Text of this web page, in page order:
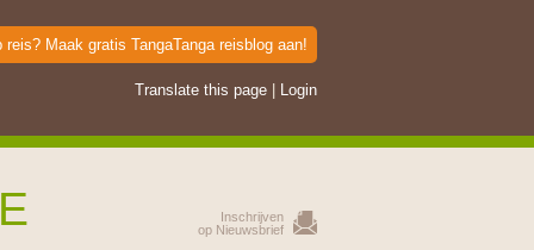
reis? Maak gratis TangaTanga reisblog aan!
Translate this page Login
Inschrijven
op Nieuwsbrief